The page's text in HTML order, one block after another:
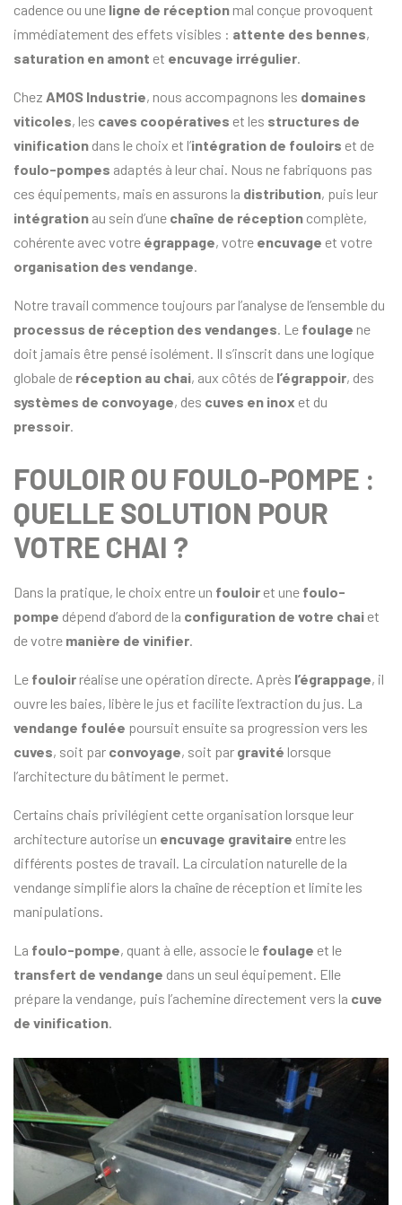
cadence ou une ligne de réception mal conçue provoquent
immédiatement des effets visibles : attente des bennes,
saturation en amont et encuvage irrégulier.
Chez AMOS Industrie, nous accompagnons les domaines
viticoles, les caves coopératives et les structures de
vinification dans le choix et l’intégration de fouloirs et de
foulo-pompes adaptés à leur chai. Nous ne fabriquons pas
ces équipements, mais en assurons la distribution, puis leur
intégration au sein d’une chaîne de réception complète,
cohérente avec votre égrappage, votre encuvage et votre
organisation des vendange.
Notre travail commence toujours par l’analyse de l’ensemble du
processus de réception des vendanges. Le foulage ne
doit jamais être pensé isolément. Il s’inscrit dans une logique
globale de réception au chai, aux côtés de l’égrappoir, des
systèmes de convoyage, des cuves en inox et du
pressoir.
FOULOIR OU FOULO-POMPE :
QUELLE SOLUTION POUR
VOTRE CHAI ?
Dans la pratique, le choix entre un fouloir et une foulo-
pompe dépend d’abord de la configuration de votre chai et
de votre manière de vinifier.
Le fouloir réalise une opération directe. Après l’égrappage, il
ouvre les baies, libère le jus et facilite l’extraction du jus. La
vendange foulée poursuit ensuite sa progression vers les
cuves, soit par convoyage, soit par gravité lorsque
l’architecture du bâtiment le permet.
Certains chais privilégient cette organisation lorsque leur
architecture autorise un encuvage gravitaire entre les
différents postes de travail. La circulation naturelle de la
vendange simplifie alors la chaîne de réception et limite les
manipulations.
La foulo-pompe, quant à elle, associe le foulage et le
transfert de vendange dans un seul équipement. Elle
prépare la vendange, puis l’achemine directement vers la cuve
de vinification.